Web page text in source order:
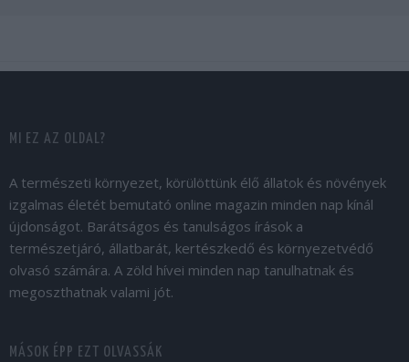
MI EZ AZ OLDAL?
A természeti környezet, körülöttünk élő állatok és növények
izgalmas életét bemutató online magazin minden nap kínál
újdonságot. Barátságos és tanulságos írások a
természetjáró, állatbarát, kertészkedő és környezetvédő
olvasó számára. A zöld hívei minden nap tanulhatnak és
megoszthatnak valami jót.
MÁSOK ÉPP EZT OLVASSÁK